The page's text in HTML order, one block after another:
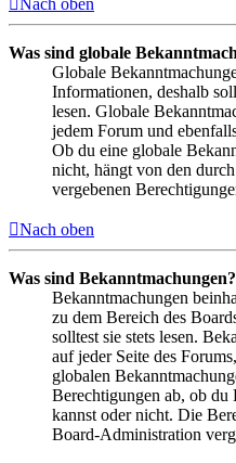
Was sind globale
Globale
Informationen, deshalb
lesen. Globale
jedem Forum und
Ob du eine globale
nicht, hängt von den
vergebenen
Nach oben
Was sind Bekanntmachungen?
Bekanntmachungen
zu dem Bereich des
solltest sie stets lesen.
auf jeder Seite des
globalen
Berechtigungen ab, ob du
kannst oder nicht. Die
Board-Administration